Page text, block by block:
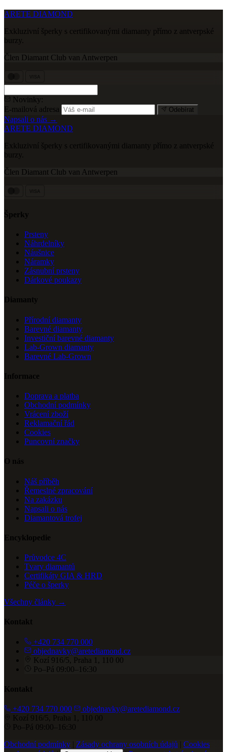
ARETE DIAMOND
Exkluzivní šperky s certifikovanými diamanty přímo z antverpské
burzy.
Člen Diamant Club van Antwerpen
Novinky:
E-mailová adresa
Odebírat
Napsali o nás →
ARETE DIAMOND
Exkluzivní šperky s certifikovanými diamanty přímo z antverpské
burzy.
Člen Diamant Club van Antwerpen
Šperky
Prsteny
Náhrdelníky
Náušnice
Náramky
Zásnubní prsteny
Dárkové poukazy
Diamanty
Přírodní diamanty
Barevné diamanty
Investiční barevné diamanty
Lab-Grown diamanty
Barevné Lab-Grown
Informace
Doprava a platba
Obchodní podmínky
Vrácení zboží
Reklamační řád
Cookies
Puncovní značky
O nás
Náš příběh
Řemeslné zpracování
Na zakázku
Napsali o nás
Diamantová trofej
Encyklopedie
Průvodce 4C
Tvary diamantů
Certifikáty GIA & HRD
Péče o šperky
Všechny články →
Kontakt
+420 734 770 000
objednavky@aretediamond.cz
Kozí 916/5, Praha 1, 110 00
Po–Pá 09:00–16:30
Kontakt
+420 734 770 000
objednavky@aretediamond.cz
Kozí 916/5, Praha 1, 110 00
Po–Pá 09:00–16:30
Obchodní podmínky | Zásady ochrany osobních údajů | Cookies